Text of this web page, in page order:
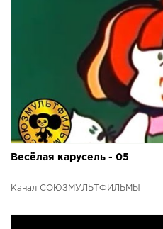
Весёлая карусель - 05
Канал СОЮЗМУЛЬТФИЛЬМЫ